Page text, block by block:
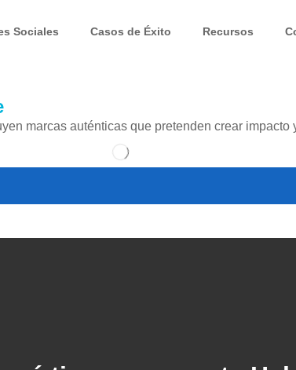
Sociales Casos de Éxito Recursos
marcas auténticas que pretenden crear impacto